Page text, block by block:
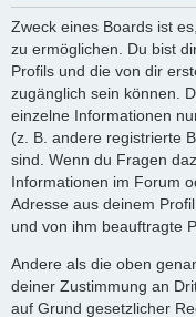
Zweck eines Boards ist
zu ermöglichen. Du bist
Profils und die von dir
zugänglich sein können.
einzelne Informationen
(z. B. andere registrierte
sind. Wenn du Fragen
Informationen im Forum
Adresse aus deinem
und von ihm beauftragte
Andere als die oben
deiner Zustimmung an
auf Grund gesetzlicher